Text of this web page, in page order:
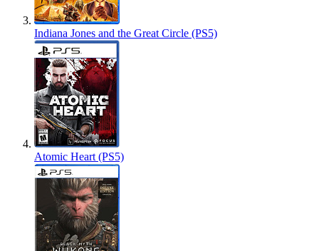
Indiana Jones and the Great Circle (PS5)
Atomic Heart (PS5)